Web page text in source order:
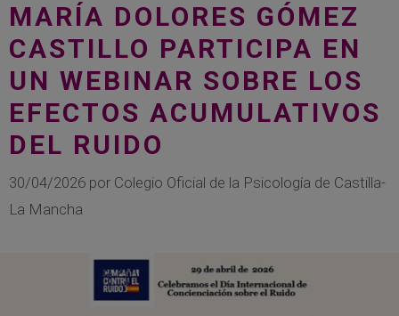
MARÍA DOLORES GÓMEZ
CASTILLO PARTICIPA EN
UN WEBINAR SOBRE LOS
EFECTOS ACUMULATIVOS
DEL RUIDO
30/04/2026 por Colegio Oficial de la Psicología de Castilla-
La Mancha